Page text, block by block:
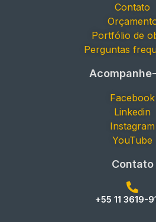
Contato
Portfólio de
Perguntas
Facebook
Linkedin
Instagram
YouTube
Contato
+55 11 3619-